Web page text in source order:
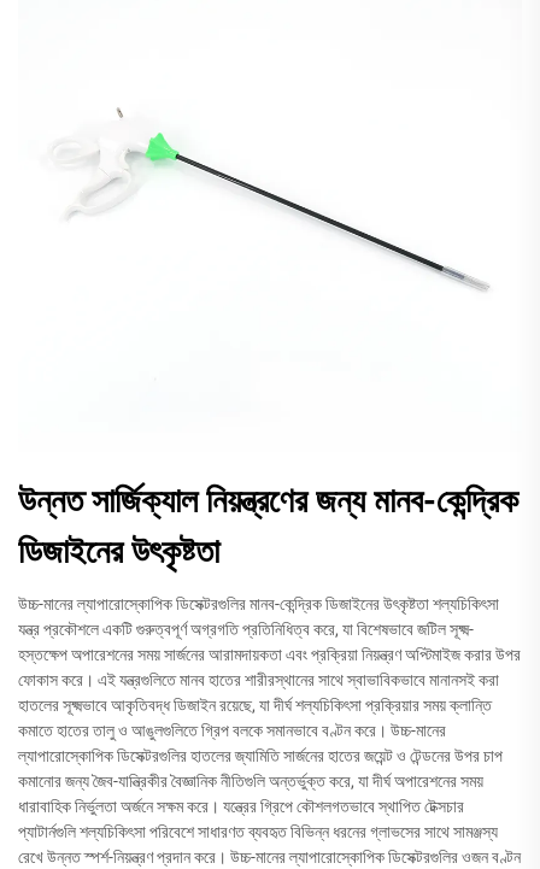
উন্নত সার্জিক্যাল নিয়ন্ত্রণের জন্য মানব-কেন্দ্রিক
ডিজাইনের উৎকৃষ্টতা
উচ্চ-মানের ল্যাপারোস্কোপিক ডিসেক্টরগুলির মানব-কেন্দ্রিক ডিজাইনের উৎকৃষ্টতা শল্যচিকিৎসা
যন্ত্র প্রকৌশলে একটি গুরুত্বপূর্ণ অগ্রগতি প্রতিনিধিত্ব করে, যা বিশেষভাবে জটিল সূক্ষ্ম-
হস্তক্ষেপ অপারেশনের সময় সার্জনের আরামদায়কতা এবং প্রক্রিয়া নিয়ন্ত্রণ অপ্টিমাইজ করার উপর
ফোকাস করে। এই যন্ত্রগুলিতে মানব হাতের শারীরস্থানের সাথে স্বাভাবিকভাবে মানানসই করা
হাতলের সূক্ষ্মভাবে আকৃতিবদ্ধ ডিজাইন রয়েছে, যা দীর্ঘ শল্যচিকিৎসা প্রক্রিয়ার সময় ক্লান্তি
কমাতে হাতের তালু ও আঙুলগুলিতে গ্রিপ বলকে সমানভাবে বণ্টন করে। উচ্চ-মানের
ল্যাপারোস্কোপিক ডিসেক্টরগুলির হাতলের জ্যামিতি সার্জনের হাতের জয়েন্ট ও টেন্ডনের উপর চাপ
কমানোর জন্য জৈব-যান্ত্রিকীর বৈজ্ঞানিক নীতিগুলি অন্তর্ভুক্ত করে, যা দীর্ঘ অপারেশনের সময়
ধারাবাহিক নির্ভুলতা অর্জনে সক্ষম করে। যন্ত্রের গ্রিপে কৌশলগতভাবে স্থাপিত টেক্সচার
প্যাটার্নগুলি শল্যচিকিৎসা পরিবেশে সাধারণত ব্যবহৃত বিভিন্ন ধরনের গ্লাভসের সাথে সামঞ্জস্য
রেখে উন্নত স্পর্শ-নিয়ন্ত্রণ প্রদান করে। উচ্চ-মানের ল্যাপারোস্কোপিক ডিসেক্টরগুলির ওজন বণ্টন